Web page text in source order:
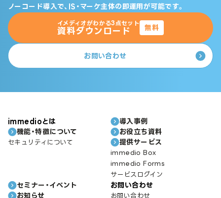
ノーコード導入で、IS・マーケ主体の即運用が可能です。
イメディオがわかる3点セット
資料ダウンロード 無料
お問い合わせ
immedioとは
機能・特徴について
セキュリティについて
導入事例
お役立ち資料
提供サービス
immedio Box
immedio Forms
サービスログイン
セミナー・イベント
お知らせ
お問い合わせ
お問い合わせ